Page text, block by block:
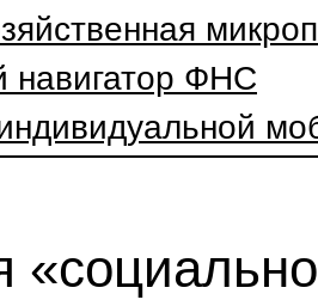
навигатор ФНС